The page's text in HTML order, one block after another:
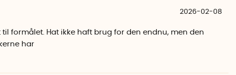
2026-02-08
formålet. Hat ikke haft brug for den endnu, men den
har